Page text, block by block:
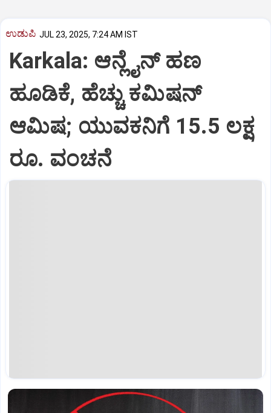
ಉಡುಪಿ JUL 23, 2025, 7:24 AM IST
Karkala: ಆನ್ಲೈನ್‌ ಹಣ
ಹೂಡಿಕೆ, ಹೆಚ್ಚು ಕಮಿಷನ್‌
ಆಮಿಷ; ಯುವಕನಿಗೆ 15.5 ಲಕ್ಷ
ರೂ. ವಂಚನೆ